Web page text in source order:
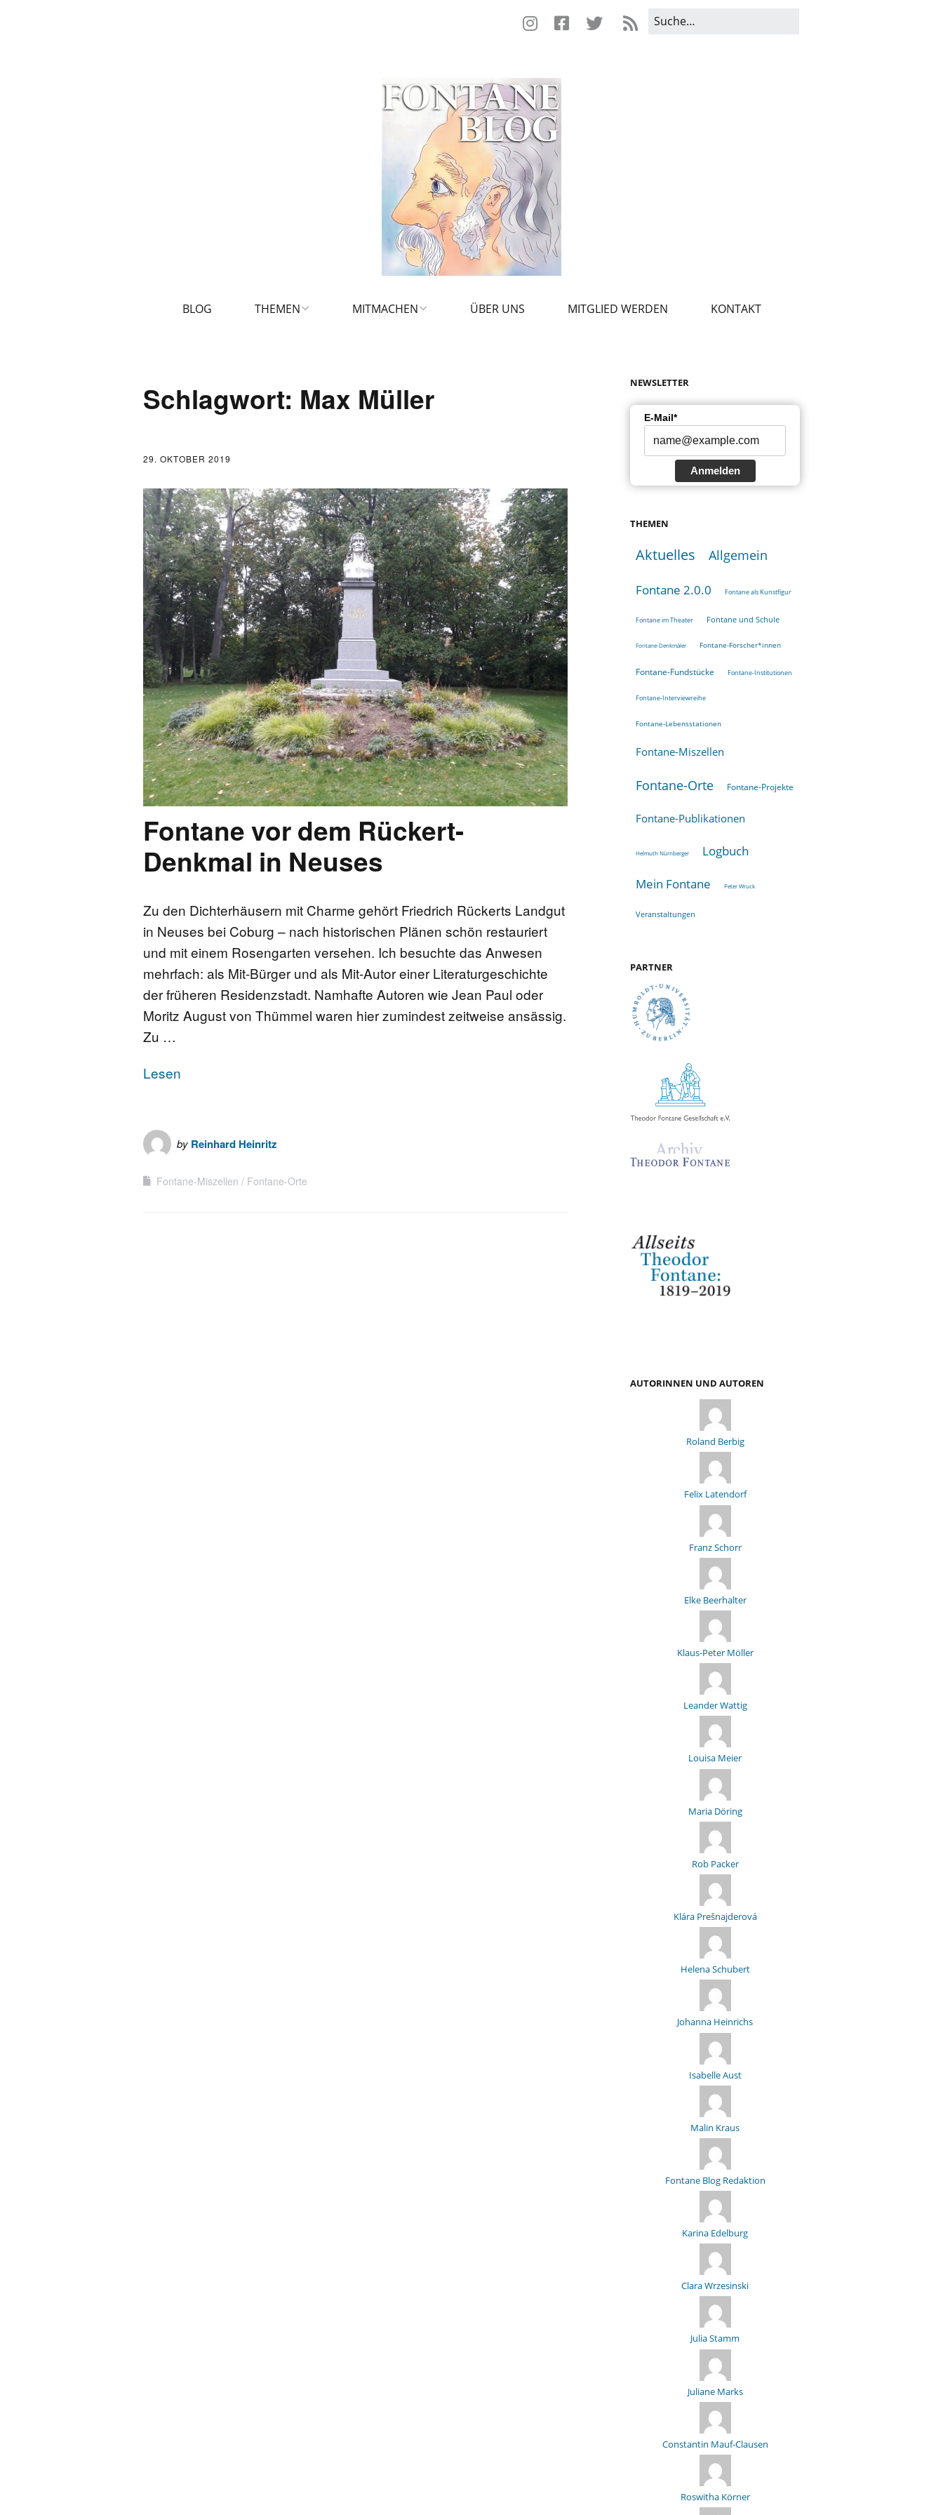
BLOG THEMEN
FONTANE UND SCHULE
FONTANE-
FORSCHER*INNEN
FONTANE-INSTITUTIONEN
FONTANE-
LEBENSSTATIONEN
FONTANE-ORTE
FONTANE-PROJEKTE
MITMACHEN ÜBER UNS MITGLIED WERDEN KONTAKT
Schlagwort: Max Müller
29. OKTOBER 2019
Fontane vor dem Rückert-
Denkmal in Neuses
Zu den Dichterhäusern mit Charme gehört Friedrich Rückerts Landgut
in Neuses bei Coburg – nach historischen Plänen schön restauriert
und mit einem Rosengarten versehen. Ich besuchte das Anwesen
mehrfach: als Mit-Bürger und als Mit-Autor einer Literaturgeschichte
der früheren Residenzstadt. Namhafte Autoren wie Jean Paul oder
Moritz August von Thümmel waren hier zumindest zeitweise ansässig.
Zu …
Lesen
by Reinhard Heinritz
Fontane-Miszellen Fontane-Orte
NEWSLETTER
E-Mail*
Anmelden
THEMEN
Aktuelles Allgemein
Fontane 2.0.0 Fontane als Kunstfigur
Fontane im Theater Fontane und Schule
Fontane-Denkmäler Fontane-Forscher*innen
Fontane-Fundstücke Fontane-Institutionen
Fontane-Interviewreihe
Fontane-Lebensstationen
Fontane-Miszellen
Fontane-Orte Fontane-Projekte
Fontane-Publikationen
Helmuth Nürnberger Logbuch
Mein Fontane Peter Wruck
Veranstaltungen
PARTNER
AUTORINNEN UND AUTOREN
Roland Berbig
Felix Latendorf
Franz Schorr
Elke Beerhalter
Klaus-Peter Möller
Leander Wattig
Louisa Meier
Maria Döring
Rob Packer
Klára Prešnajderová
Helena Schubert
Johanna Heinrichs
Isabelle Aust
Malin Kraus
Fontane Blog Redaktion
Karina Edelburg
Clara Wrzesinski
Julia Stamm
Juliane Marks
Constantin Mauf-Clausen
Roswitha Körner